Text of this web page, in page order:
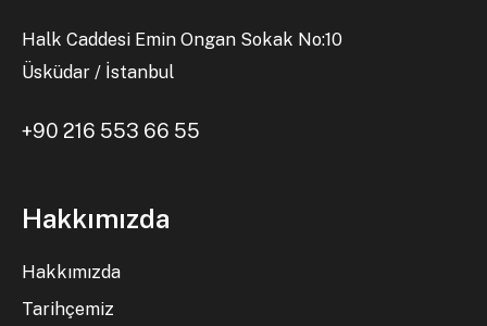
Halk Caddesi Emin Ongan Sokak No:10
Üsküdar / İstanbul
+90 216 553 66 55
Hakkımızda
Hakkımızda
Tarihçemiz